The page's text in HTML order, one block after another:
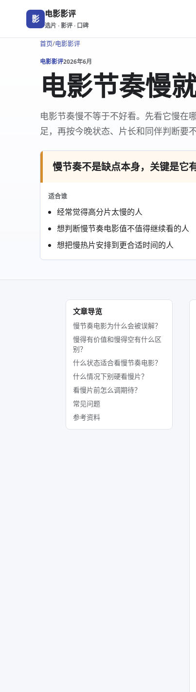
影 电影影评
选片 · 影评 · 口碑
首页/电影影评
电影影评2026年6月
电影节奏慢
电影节奏慢不等于不好看。先看它慢在
足，再按今晚状态、片长和同伴判断要
慢节奏不是缺点本身，关键是它
适合谁
经常觉得高分片太慢的人
想判断慢节奏电影值不值得继续看的人
想把慢热片安排到更合适时间的人
文章导览
慢节奏电影为什么会被误解？
慢得有价值和慢得空有什么区
别？
什么状态适合看慢节奏电影？
什么情况下别硬看慢片？
看慢片前怎么调期待？
常见问题
参考资料